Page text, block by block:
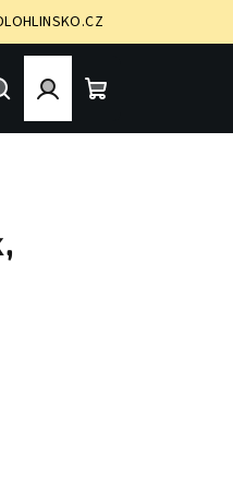
HledatPřihlášení